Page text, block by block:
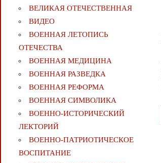
ВЕЛИКАЯ ОТЕЧЕСТВЕННАЯ
ВИДЕО
ВОЕННАЯ ЛЕТОПИСЬ
ОТЕЧЕСТВА
ВОЕННАЯ МЕДИЦИНА
ВОЕННАЯ РАЗВЕДКА
ВОЕННАЯ РЕФОРМА
ВОЕННАЯ СИМВОЛИКА
ВОЕННО-ИСТОРИЧЕСКИЙ
ЛЕКТОРИЙ
ВОЕННО-ПАТРИОТИЧЕСКОЕ
ВОСПИТАНИЕ